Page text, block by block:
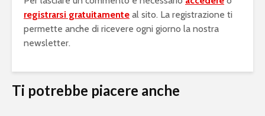
registrarsi gratuitamente al sito. La registrazione ti
permette anche di ricevere ogni giorno la nostra
newsletter.
Ti potrebbe piacere anche